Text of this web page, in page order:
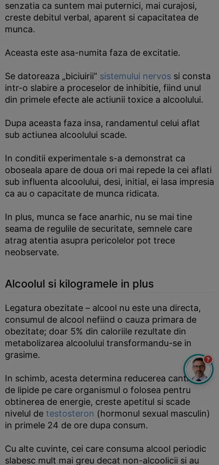
senzatia ca suntem mai puternici, mai curajosi,
creste debitul verbal, aparent si capacitatea de
munca.
Aceasta este asa-numita faza de excitatie.
Se datoreaza „biciuirii” sistemului nervos si consta
intr-o slabire a proceselor de inhibitie, fiind unul
din primele efecte ale actiunii toxice a alcoolului.
Dupa aceasta faza insa, randamentul celui aflat
sub actiunea alcoolului scade.
In conditii experimentale s-a demonstrat ca
oboseala apare de doua ori mai repede la cei aflati
sub influenta alcoolului, desi, initial, ei lasa impresia
ca au o capacitate de munca ridicata.
In plus, munca se face anarhic, nu se mai tine
seama de regulile de securitate, semnele care
atrag atentia asupra pericolelor pot trece
neobservate.
Alcoolul si kilogramele in plus
Legatura obezitate – alcool nu este una directa,
consumul de alcool nefiind o cauza primara de
obezitate; doar 5% din caloriile rezultate din
metabolizarea alcoolului transformandu-se in
grasime.
In schimb, acesta determina reducerea cantitatii
de lipide pe care organismul o folosea pentru
obtinerea de energie, creste apetitul si scade
nivelul de testosteron (hormonul sexual masculin)
in primele 24 de ore dupa consum.
Cu alte cuvinte, cei care consuma alcool periodic
slabesc mult mai greu decat non-alcoolicii si au
?